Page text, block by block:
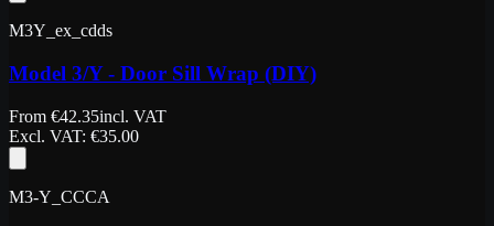
M3Y_ex_cdds
Model 3/Y - Door Sill Wrap (DIY)
From €42.35incl. VAT
Excl. VAT: €35.00
M3-Y_CCCA